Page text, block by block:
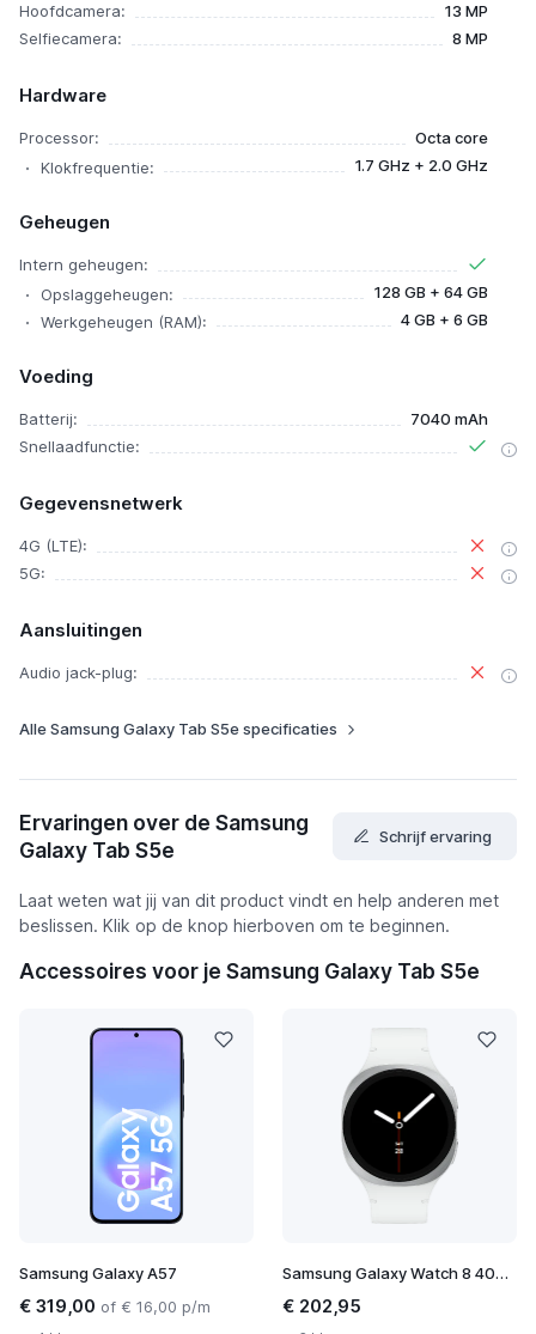
Hoofdcamera:
13 MP
Selfiecamera:
8 MP
Hardware
Processor:
Octa core
Klokfrequentie:
1.7 GHz + 2.0 GHz
Geheugen
Intern geheugen:
Opslaggeheugen:
128 GB + 64 GB
Werkgeheugen (RAM):
4 GB + 6 GB
Voeding
Batterij:
7040 mAh
Snellaadfunctie:
Gegevensnetwerk
4G (LTE):
5G:
Aansluitingen
Audio jack-plug:
Alle Samsung Galaxy Tab S5e specificaties
Ervaringen over de Samsung
Galaxy Tab S5e
Schrijf ervaring
Laat weten wat jij van dit product vindt en help anderen met
beslissen. Klik op de knop hierboven om te beginnen.
Accessoires voor je Samsung Galaxy Tab S5e
Samsung Galaxy A57
€ 319,00 of € 16,00 p/m
Samsung Galaxy Watch 8 40mm
€ 202,95